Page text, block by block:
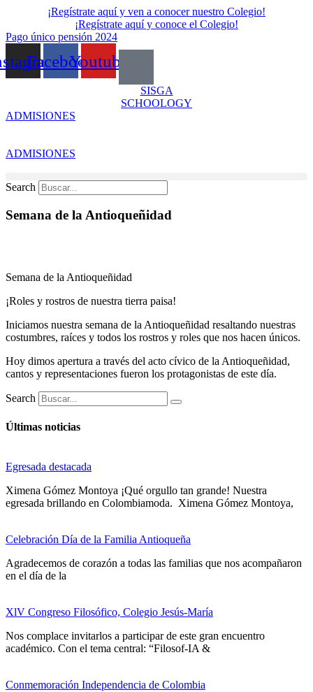
content
¡Regístrate aquí y ven a conocer nuestro Colegio!
¡Regístrate aquí y conoce el Colegio!
Pago único pensión 2024
FacebookYoutube
SISGA
SCHOOLOGY
ADMISIONES
ADMISIONES
Search
Semana de la Antioqueñidad
Semana de la Antioqueñidad
¡Roles y rostros de nuestra tierra paisa!
Iniciamos nuestra semana de la Antioqueñidad resaltando nuestras
costumbres, raíces y todos los rostros y roles que nos hacen únicos.
Hoy dimos apertura a través del acto cívico de la Antioqueñidad,
cantos y representaciones fueron los protagonistas de este día.
Search
Últimas noticias
Egresada destacada
Ximena Gómez Montoya ¡Qué orgullo tan grande! Nuestra
egresada brillando en Colombiamoda. Ximena Gómez Montoya,
Celebración Día de la Familia Antioqueña
Agradecemos de corazón a todas las familias que nos acompañaron
en el día de la
XlV Congreso Filosófico, Colegio Jesús-María
Nos complace invitarlos a participar de este gran encuentro
académico. Con el tema central: “Filosof-IA &
Conmemoración Independencia de Colombia